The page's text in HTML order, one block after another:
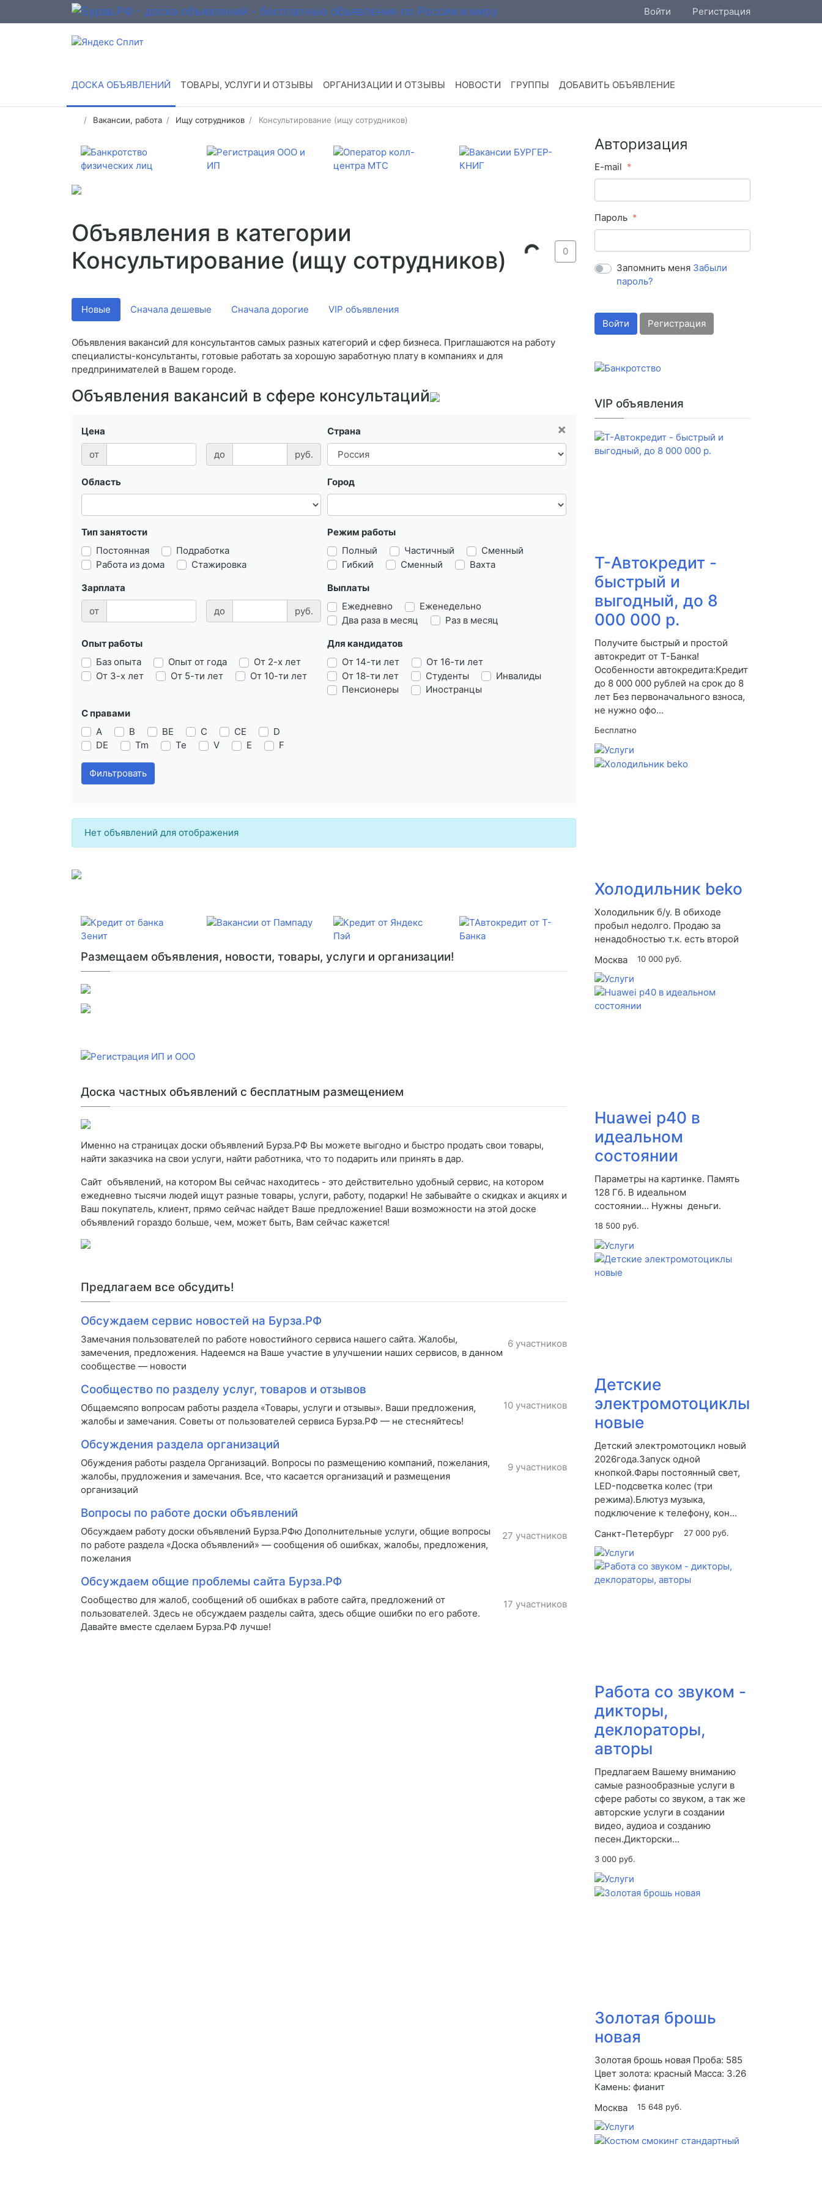
Войти Регистрация
ДОСКА ОБЪЯВЛЕНИЙ ТОВАРЫ, УСЛУГИ И ОТЗЫВЫ ОРГАНИЗАЦИИ И ОТЗЫВЫ НОВОСТИ ГРУППЫ ДОБАВИТЬ ОБЪЯВЛЕНИЕ
Вакансии, работа Ищу сотрудников Консультирование (ищу сотрудников)
Объявления в категории
Консультирование (ищу сотрудников)
0
Новые Сначала дешевые Сначала дорогие VIP объявления
Объявления вакансий для консультантов самых разных категорий и сфер бизнеса. Приглашаются на работу
специалисты-консультанты, готовые работать за хорошую заработную плату в компаниях и для
предпринимателей в Вашем городе.
Объявления вакансий в сфере консультаций
×
Цена
от
до руб.
Страна
Область Город
Тип занятости
Постоянная
Подработка
Работа из дома
Стажировка
Режим работы
Полный
Частичный
Сменный
Гибкий
Сменный Вахта
Зарплата
от
до руб.
Выплаты
Ежедневно
Еженедельно
Два раза в месяц
Раз в месяц
Опыт работы
Баз опыта
Опыт от года
От 2-х лет
От 3-х лет
От 5-ти лет От 10-ти лет
Для кандидатов
От 14-ти лет
От 16-ти лет
От 18-ти лет
Студенты
Инвалиды
Пенсионеры
Иностранцы
С правами
А
B BE C CE
D
DE
Tm Te V E F
Фильтровать
Нет объявлений для отображения
Размещаем объявления, новости, товары, услуги и организации!
Доска частных объявлений с бесплатным размещением
Именно на страницах доски объявлений Бурза.РФ Вы можете выгодно и быстро продать свои товары,
найти заказчика на свои услуги, найти работника, что то подарить или принять в дар.
Сайт объявлений, на котором Вы сейчас находитесь - это действительно удобный сервис, на котором
ежедневно тысячи людей ищут разные товары, услуги, работу, подарки! Не забывайте о скидках и акциях и
Ваш покупатель, клиент, прямо сейчас найдет Ваше предложение! Ваши возможности на этой доске
объявлений гораздо больше, чем, может быть, Вам сейчас кажется!
Предлагаем все обсудить!
Обсуждаем сервис новостей на Бурза.РФ
Замечания пользователей по работе новостийного сервиса нашего сайта. Жалобы,
замечения, предложения. Надеемся на Ваше участие в улучшении наших сервисов, в данном
сообществе — новости
6 участников
Сообщество по разделу услуг, товаров и отзывов
Общаемсяпо вопросам работы раздела «Товары, услуги и отзывы». Ваши предложения,
жалобы и замечания. Советы от пользователей сервиса Бурза.РФ — не стесняйтесь!
10 участников
Обсуждения раздела организаций
Обуждения работы раздела Организаций. Вопросы по размещению компаний, пожелания,
жалобы, прудложения и замечания. Все, что касается организаций и размещения
организаций
9 участников
Вопросы по работе доски объявлений
Обсуждаем работу доски объявлений Бурза.РФю Дополнительные услуги, общие вопросы
по работе раздела «Доска объявлений» — сообщения об ошибках, жалобы, предложения,
пожелания
27 участников
Обсуждаем общие проблемы сайта Бурза.РФ
Сообщество для жалоб, сообщений об ошибках в работе сайта, предложений от
пользователей. Здесь не обсуждаем разделы сайта, здесь общие ошибки по его работе.
Давайте вместе сделаем Бурза.РФ лучше!
17 участников
Авторизация
E-mail
Пароль
Запомнить меня Забыли
пароль?
Войти Регистрация
VIP объявления
Т-Автокредит -
быстрый и
выгодный, до 8
000 000 р.
Получите быстрый и простой
автокредит от Т-Банка!
Особенности автокредита:Кредит
до 8 000 000 рублей на срок до 8
лет Без первоначального взноса,
не нужно офо...
Бесплатно
Холодильник beko
Холодильник б/у. В обиходе
пробыл недолго. Продаю за
ненадобностью т.к. есть второй
Москва
10 000 руб.
Huawei p40 в
идеальном
состоянии
Параметры на картинке. Память
128 Гб. В идеальном
состоянии... Нужны деньги.
18 500 руб.
Детские
электромотоциклы
новые
Детский электромотоцикл новый
2026года.Запуск одной
кнопкой.Фары постоянный свет,
LED-подсветка колес (три
режима).Блютуз музыка,
подключение к телефону, кон...
Санкт-Петербург
27 000 руб.
Работа со звуком -
дикторы,
деклораторы,
авторы
Предлагаем Вашему вниманию
самые разнообразные услуги в
сфере работы со звуком, а так же
авторские услуги в создании
видео, аудиоа и созданию
песен.Дикторски...
3 000 руб.
Золотая брошь
новая
Золотая брошь новая Проба: 585
Цвет золота: красный Масса: 3.26
Камень: фианит
Москва
15 648 руб.